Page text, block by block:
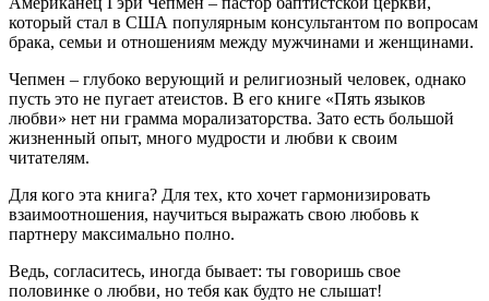
который стал в США популярным консультантом по вопросам
брака, семьи и отношениям между мужчинами и женщинами.
Чепмен – глубоко верующий и религиозный человек, однако
пусть это не пугает атеистов. В его книге «Пять языков
любви» нет ни грамма морализаторства. Зато есть большой
жизненный опыт, много мудрости и любви к своим
читателям.
Для кого эта книга? Для тех, кто хочет гармонизировать
взаимоотношения, научиться выражать свою любовь к
партнеру максимально полно.
Ведь, согласитесь, иногда бывает: ты говоришь свое
половинке о любви, но тебя как будто не слышат!